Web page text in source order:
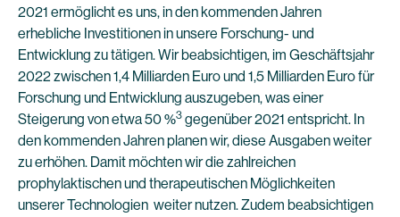
2021 ermöglicht es uns, in den kommenden Jahren
erhebliche Investitionen in unsere Forschung- und
Entwicklung zu tätigen. Wir beabsichtigen, im Geschäftsjahr
2022 zwischen 1,4 Milliarden Euro und 1,5 Milliarden Euro für
Forschung und Entwicklung auszugeben, was einer
Steigerung von etwa 50 %3 gegenüber 2021 entspricht. In
den kommenden Jahren planen wir, diese Ausgaben weiter
zu erhöhen. Damit möchten wir die zahlreichen
prophylaktischen und therapeutischen Möglichkeiten
unserer Technologien weiter nutzen. Zudem beabsichtigen